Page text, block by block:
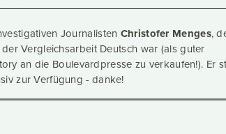
Journalisten Christofer Menges,
Vergleichsarbeit Deutsch war (als guter
an die Boulevardpresse zu verkaufen!). Er
zur Verfügung - danke!